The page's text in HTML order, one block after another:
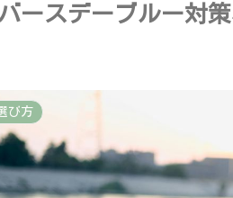
ースデーブルー対
び方